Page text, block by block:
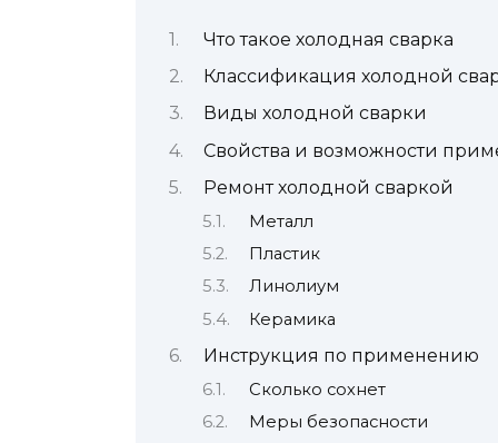
Что такое холодная сварка
Классификация холодной
Виды холодной сварки
Свойства и возможности
Ремонт холодной сваркой
Металл
Пластик
Линолиум
Керамика
Инструкция по применению
Сколько сохнет
Меры безопасности